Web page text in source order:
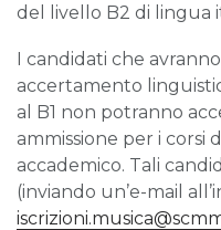
del livello B2 di lingua
I candidati che
accertamento
al B1 non potranno
ammissione per i corsi
accademico. Tali
(inviando un’e-mail